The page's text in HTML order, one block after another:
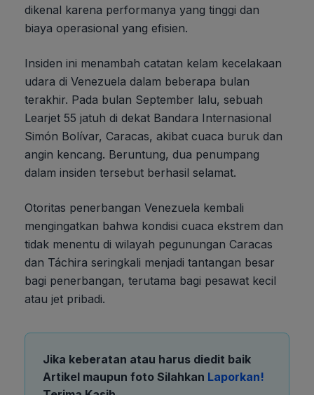
dikenal karena performanya yang tinggi dan
biaya operasional yang efisien.
Insiden ini menambah catatan kelam kecelakaan
udara di Venezuela dalam beberapa bulan
terakhir. Pada bulan September lalu, sebuah
Learjet 55 jatuh di dekat Bandara Internasional
Simón Bolívar, Caracas, akibat cuaca buruk dan
angin kencang. Beruntung, dua penumpang
dalam insiden tersebut berhasil selamat.
Otoritas penerbangan Venezuela kembali
mengingatkan bahwa kondisi cuaca ekstrem dan
tidak menentu di wilayah pegunungan Caracas
dan Táchira seringkali menjadi tantangan besar
bagi penerbangan, terutama bagi pesawat kecil
atau jet pribadi.
Jika keberatan atau harus diedit baik
Artikel maupun foto Silahkan Laporkan!